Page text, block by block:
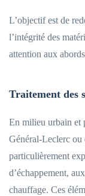
L’objectif est de
l’intégrité des
attention aux
Traitement des
En milieu urbain et
Général-Leclerc ou
particulièrement
d’échappement,
chauffage. Ces